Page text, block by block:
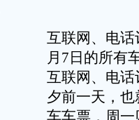
互联网、电
月7日的所有
互联网、电
夕前一天，
车车票，周